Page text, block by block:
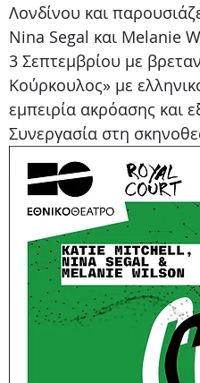
Λονδίνου και
Nina Segal και Melanie
3 Σεπτεμβρίου με
Κούρκουλος» με
εμπειρία ακρόασης και
Συνεργασία στη